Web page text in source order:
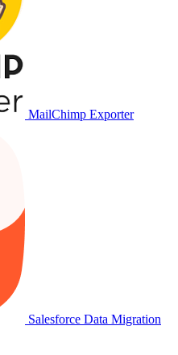
MailChimp Exporter
Salesforce Data Migration